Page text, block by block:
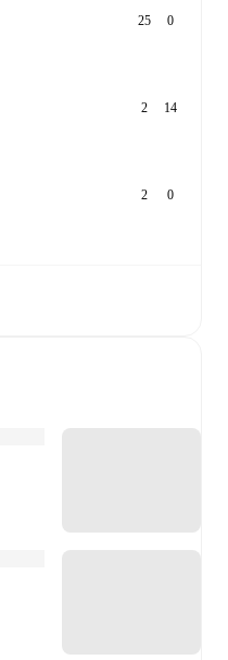
25 0
2 14
2 0